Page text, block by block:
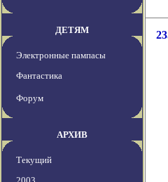
ДЕТЯМ
Электронные пампасы
Фантастика
Форум
АРХИВ
Текущий